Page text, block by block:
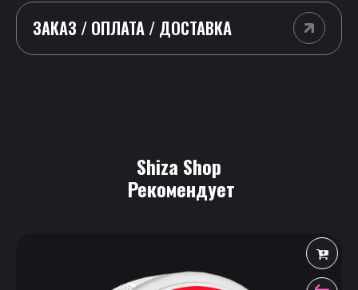
ЗАКАЗ / ОПЛАТА / ДОСТАВКА
Shiza Shop
Рекомендует